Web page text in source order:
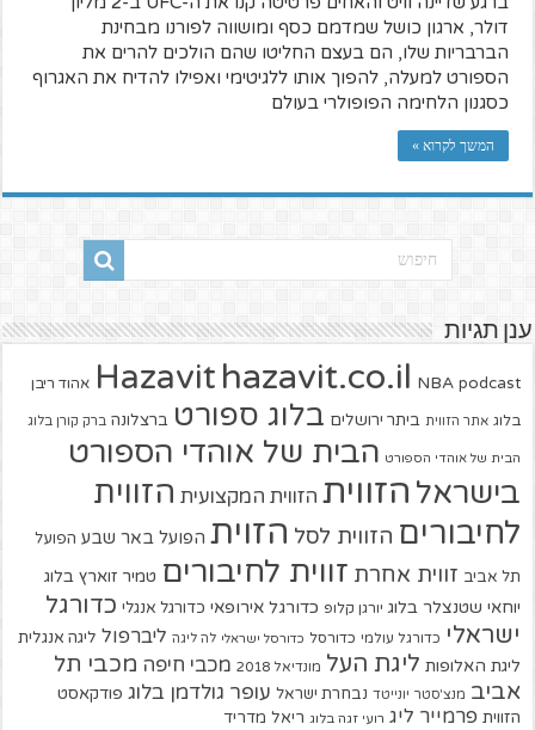
דולר, ארגון כושל שמדמם כסף ומושווה לפורנו מבחינת
הברבריות שלו, הם בעצם החליטו שהם הולכים להרים את
הספורט למעלה, להפוך אותו ללגיטימי ואפילו להדיח את האגרוף
כסגנון הלחימה הפופולרי בעולם
המשך לקרוא »
ענן תגיות
Hazavit hazavit.co.il NBA podcast אהוד ריבן
בלוג אתר הזווית ביתר ירושלים בלוג ספורט ברצלונה ברק קורן בלוג
הבית של אוהדי הספורט הבית של אוהדי הספורט
בישראל הזווית הזווית המקצועית הזווית
לחיבורים הזווית לסל הזוית הפועל באר שבע הפועל
תל אביב זווית אחרת זווית לחיבורים טמיר זוארץ בלוג
יוחאי שטנצלר בלוג יורגן קלופ כדורגל אירופאי כדורגל אנגלי כדורגל
ישראלי כדורגל עולמי כדורסל כדורסל ישראלי לה ליגה ליברפול ליגה אנגלית
ליגת האלופות ליגת העל מונדיאל 2018 מכבי חיפה מכבי תל
אביב מנצ'סטר יונייטד נבחרת ישראל עופר גולדמן בלוג פודקאסט
הזווית פרמייר ליג רועי זגה בלוג ריאל מדריד